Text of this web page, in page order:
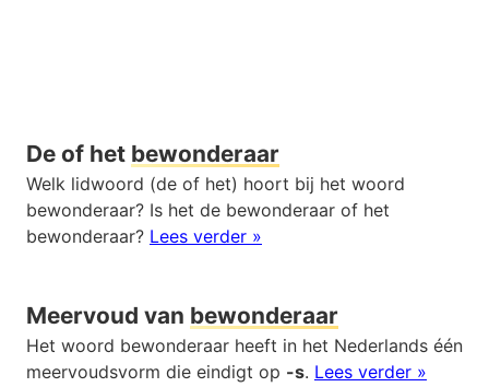
De of het bewonderaar
Welk lidwoord (de of het) hoort bij het woord
bewonderaar? Is het de bewonderaar of het
bewonderaar? Lees verder »
Meervoud van bewonderaar
Het woord bewonderaar heeft in het Nederlands één
meervoudsvorm die eindigt op -s. Lees verder »